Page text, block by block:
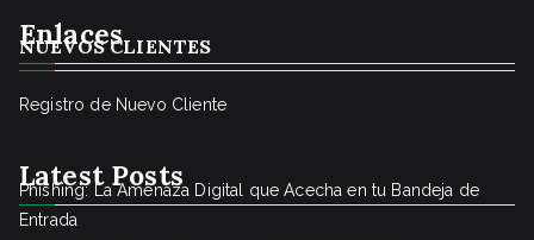
Enlaces
NUEVOS CLIENTES
Registro de Nuevo Cliente
Latest Posts
Phishing: La Amenaza Digital que Acecha en tu Bandeja de
Entrada